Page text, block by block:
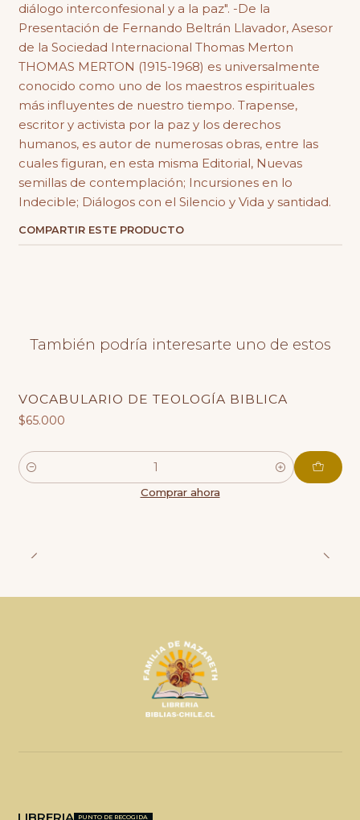
diálogo interconfesional y a la paz". -De la
Presentación de Fernando Beltrán Llavador, Asesor
de la Sociedad Internacional Thomas Merton
THOMAS MERTON (1915-1968) es universalmente
conocido como uno de los maestros espirituales
más influyentes de nuestro tiempo. Trapense,
escritor y activista por la paz y los derechos
humanos, es autor de numerosas obras, entre las
cuales figuran, en esta misma Editorial, Nuevas
semillas de contemplación; Incursiones en lo
Indecible; Diálogos con el Silencio y Vida y santidad.
COMPARTIR ESTE PRODUCTO
También podría interesarte uno de estos
VOCABULARIO DE TEOLOGÍA BIBLICA
$65.000
Cantidad
Comprar ahora
PUNTO DE RECOGIDA